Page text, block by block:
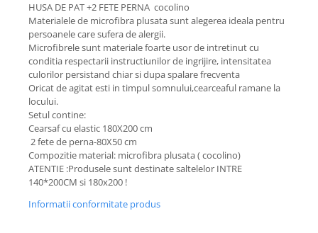
HUSA DE PAT +2 FETE PERNA cocolino
Materialele de microfibra plusata sunt alegerea ideala pentru
persoanele care sufera de alergii.
Microfibrele sunt materiale foarte usor de intretinut cu
conditia respectarii instructiunilor de ingrijire, intensitatea
culorilor persistand chiar si dupa spalare frecventa
Oricat de agitat esti in timpul somnului,cearceaful ramane la
locului.
Setul contine:
Cearsaf cu elastic 180X200 cm
2 fete de perna-80X50 cm
Compozitie material: microfibra plusata ( cocolino)
ATENTIE :Produsele sunt destinate saltelelor INTRE
140*200CM si 180x200 !
Informatii conformitate produs